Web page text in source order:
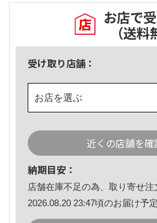
お店で
（送料
受け取り店舗：
お店を選ぶ
近くの店舗を確
納期目安：
店舗在庫不足の為、取り寄せ注
2026.08.20 23:47頃のお届け予定